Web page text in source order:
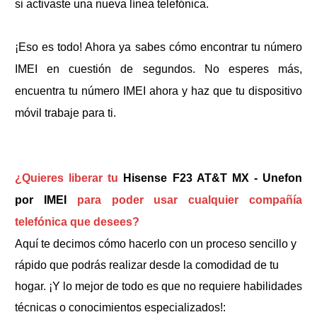
si activaste una nueva línea telefónica.
¡Eso es todo! Ahora ya sabes cómo encontrar tu número
IMEI en cuestión de segundos. No esperes más,
encuentra tu número IMEI ahora y haz que tu dispositivo
móvil trabaje para ti.
¿Quieres liberar tu
Hisense F23 AT&T MX - Unefon
por IMEI
para poder usar cualquier compañía
telefónica que desees?
Aquí te decimos cómo hacerlo con un proceso sencillo y
rápido que podrás realizar desde la comodidad de tu
hogar. ¡Y lo mejor de todo es que no requiere habilidades
técnicas o conocimientos especializados!: